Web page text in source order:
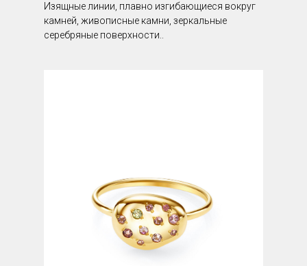
Изящные линии, плавно изгибающиеся вокруг
камней, живописные камни, зеркальные
серебряные поверхности..